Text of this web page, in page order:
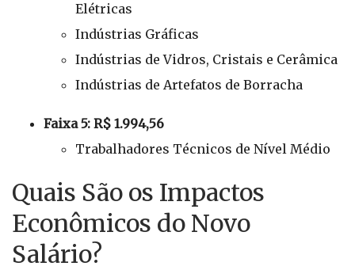
Elétricas
Indústrias Gráficas
Indústrias de Vidros, Cristais e Cerâmica
Indústrias de Artefatos de Borracha
Faixa 5: R$ 1.994,56
Trabalhadores Técnicos de Nível Médio
Quais São os Impactos
Econômicos do Novo
Salário?